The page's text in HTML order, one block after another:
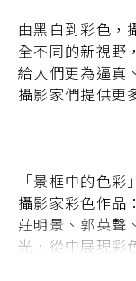
由黑白到彩色，
全不同的新視野
給人們更為逼真
攝影家們提供更
「景框中的色
攝影家彩色作品
莊明景、郭英聲
光，從中展現彩